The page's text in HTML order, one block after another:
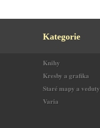
Kategorie
Knihy
Kresby a grafika
Staré mapy a veduty
Varia